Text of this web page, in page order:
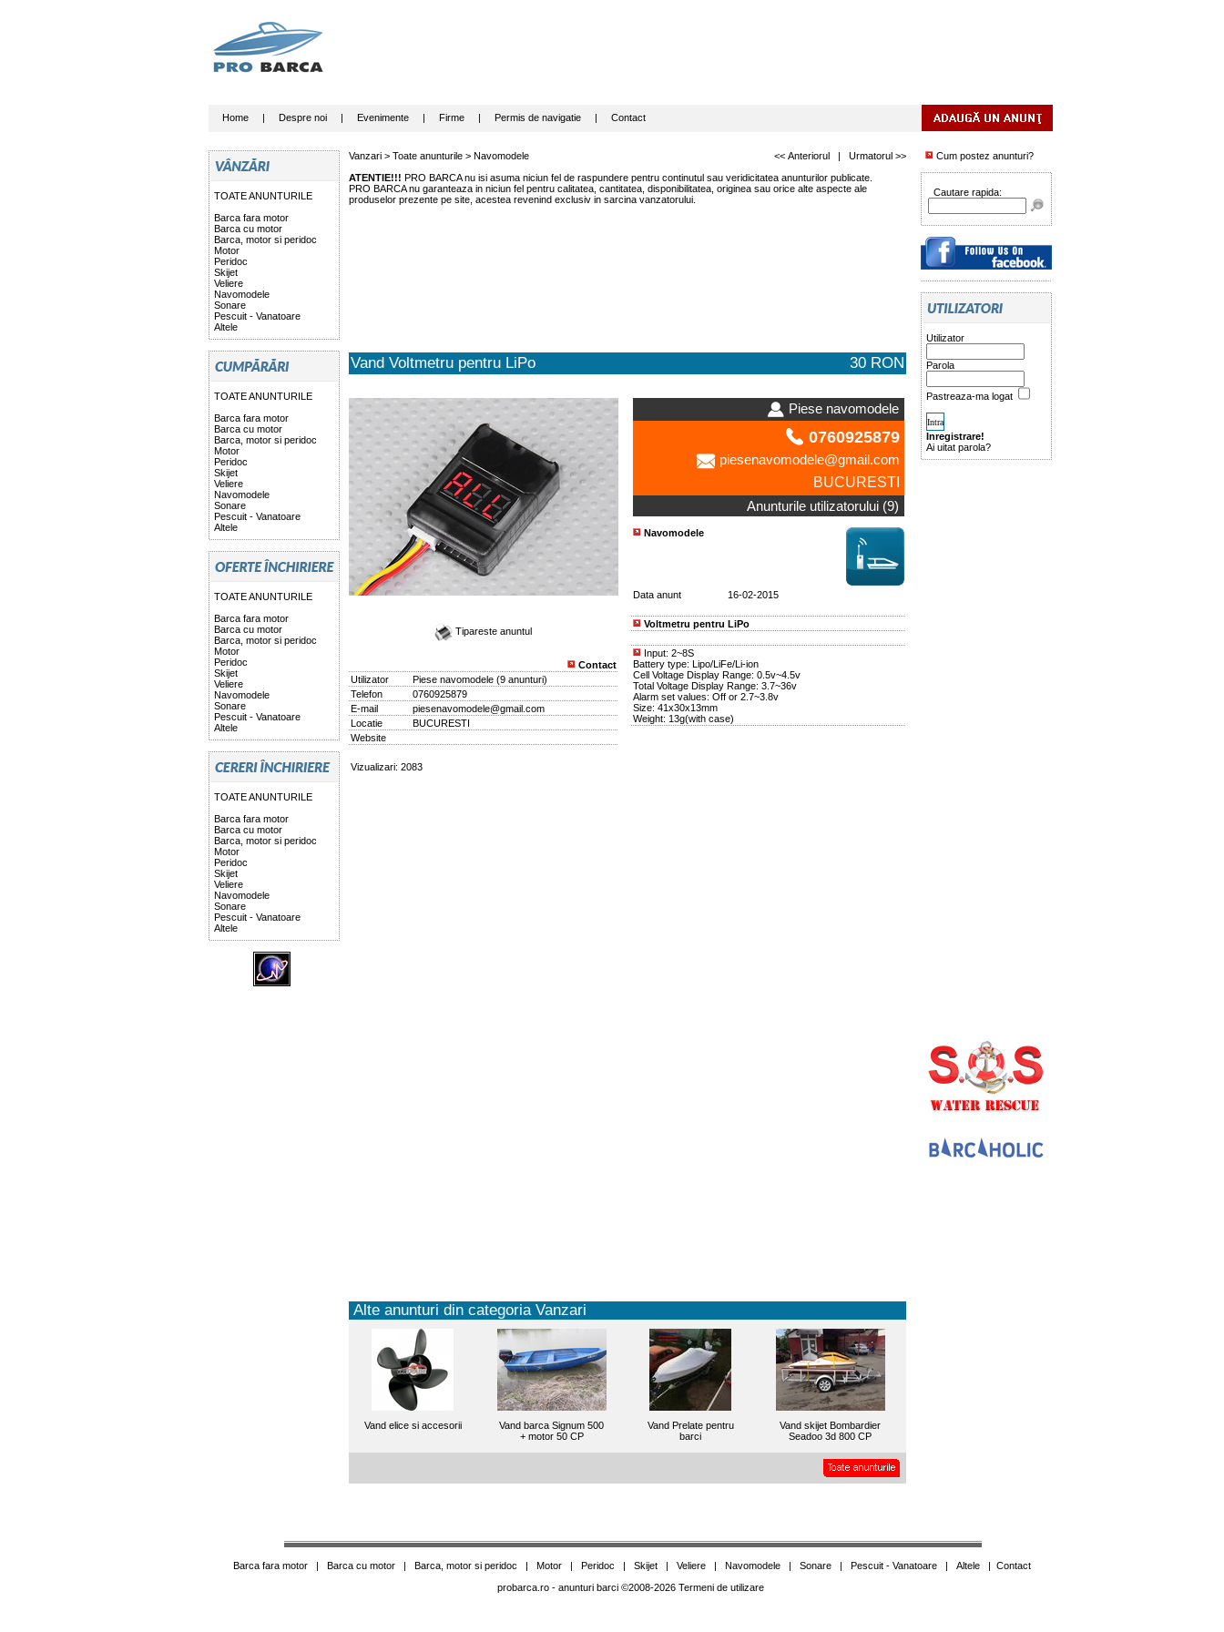
Home| Despre noi| Evenimente| Firme| Permis de navigatie| Contact
TOATE ANUNTURILE
Barca fara motor
Barca cu motor
Barca, motor si peridoc
Motor
Peridoc
Skijet
Veliere
Navomodele
Sonare
Pescuit - Vanatoare
Altele
TOATE ANUNTURILE
Barca fara motor
Barca cu motor
Barca, motor si peridoc
Motor
Peridoc
Skijet
Veliere
Navomodele
Sonare
Pescuit - Vanatoare
Altele
TOATE ANUNTURILE
Barca fara motor
Barca cu motor
Barca, motor si peridoc
Motor
Peridoc
Skijet
Veliere
Navomodele
Sonare
Pescuit - Vanatoare
Altele
TOATE ANUNTURILE
Barca fara motor
Barca cu motor
Barca, motor si peridoc
Motor
Peridoc
Skijet
Veliere
Navomodele
Sonare
Pescuit - Vanatoare
Altele
Vanzari > Toate anunturile> Navomodele << Anteriorul| Urmatorul >>
ATENTIE!!! PRO BARCA nu isi asuma niciun fel de raspundere pentru continutul sau veridicitatea anunturilor publicate.
PRO BARCA nu garanteaza in niciun fel pentru calitatea, cantitatea, disponibilitatea, originea sau orice alte aspecte ale
produselor prezente pe site, acestea revenind exclusiv in sarcina vanzatorului.
Vand Voltmetru pentru LiPo 30 RON
Tipareste anuntul
Contact
Utilizator
Piese navomodele(9 anunturi)
Telefon
0760925879
E-mail
piesenavomodele@gmail.com
Locatie
BUCURESTI
Website
Vizualizari: 2083
Piese navomodele
0760925879
piesenavomodele@gmail.com
BUCURESTI
Anunturile utilizatorului (9)
Navomodele
Data anunt 16-02-2015
Voltmetru pentru LiPo
Input: 2~8S
Battery type: Lipo/LiFe/Li-ion
Cell Voltage Display Range: 0.5v~4.5v
Total Voltage Display Range: 3.7~36v
Alarm set values: Off or 2.7~3.8v
Size: 41x30x13mm
Weight: 13g(with case)
Alte anunturi din categoria Vanzari
Vand elice si accesorii
Vand barca Signum 500
+ motor 50 CP
Vand Prelate pentru
barci
Vand skijet Bombardier
Seadoo 3d 800 CP
Cum postez anunturi?
Cautare rapida:
Utilizator
Parola
Pastreaza-ma logat
Inregistrare!
Ai uitat parola?
Barca fara motor| Barca cu motor| Barca, motor si peridoc | Motor| Peridoc | Skijet| Veliere| Navomodele| Sonare| Pescuit - Vanatoare| Altele| Contact
probarca.ro- anunturi barci ©2008-2026 Termeni de utilizare